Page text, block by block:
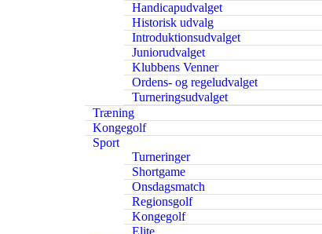
Handicapudvalget
Historisk udvalg
Introduktionsudvalget
Juniorudvalget
Klubbens Venner
Ordens- og regeludvalget
Turneringsudvalget
Træning
Kongegolf
Sport
Turneringer
Shortgame
Onsdagsmatch
Regionsgolf
Kongegolf
Elite